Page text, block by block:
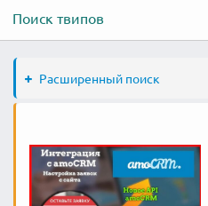
Поиск твипов
Расширенный поиск